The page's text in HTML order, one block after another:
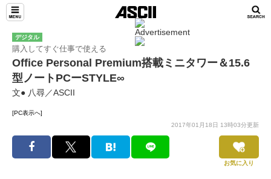
デジタル
購入してすぐ仕事で使える
Office Personal Premium搭載ミニタワー＆15.6
型ノートPCーSTYLE∞
文● 八尋／ASCII
[PC表示へ]
2017年01月18日 13時03分更新
お気に入り